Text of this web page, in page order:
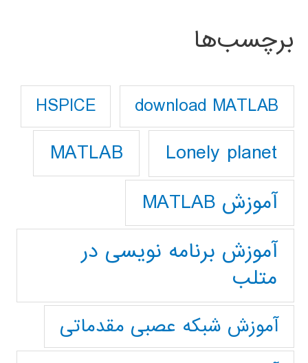
برچسب‌ها
download MATLAB
HSPICE
Lonely planet
MATLAB
آموزش MATLAB
آموزش برنامه نویسی در
متلب
آموزش شبکه عصبی مقدماتی